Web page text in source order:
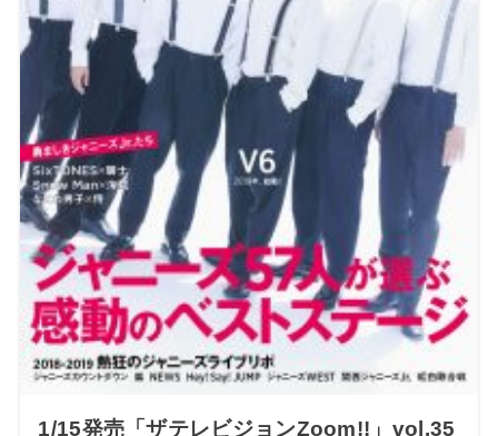
1/15発売「ザテレビジョンZoom!!」vol.35